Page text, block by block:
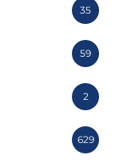
35
59
2
629